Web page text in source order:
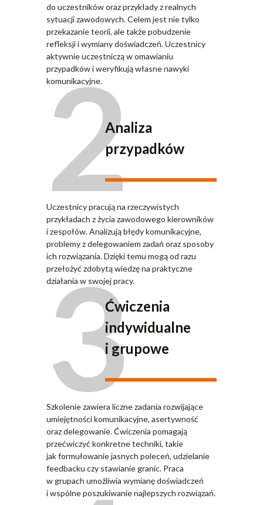
do uczestników oraz przykłady z realnych
sytuacji zawodowych. Celem jest nie tylko
przekazanie teorii, ale także pobudzenie
refleksji i wymiany doświadczeń. Uczestnicy
aktywnie uczestniczą w omawianiu
przypadków i weryfikują własne nawyki
komunikacyjne.
2Analiza
przypadków
Uczestnicy pracują na rzeczywistych
przykładach z życia zawodowego kierowników
i zespołów. Analizują błędy komunikacyjne,
problemy z delegowaniem zadań oraz sposoby
ich rozwiązania. Dzięki temu mogą od razu
przełożyć zdobytą wiedzę na praktyczne
działania w swojej pracy.
3Ćwiczenia
indywidualne
i grupowe
Szkolenie zawiera liczne zadania rozwijające
umiejętności komunikacyjne, asertywność
oraz delegowanie. Ćwiczenia pomagają
przećwiczyć konkretne techniki, takie
jak formułowanie jasnych poleceń, udzielanie
feedbacku czy stawianie granic. Praca
w grupach umożliwia wymianę doświadczeń
i wspólne poszukiwanie najlepszych rozwiązań.